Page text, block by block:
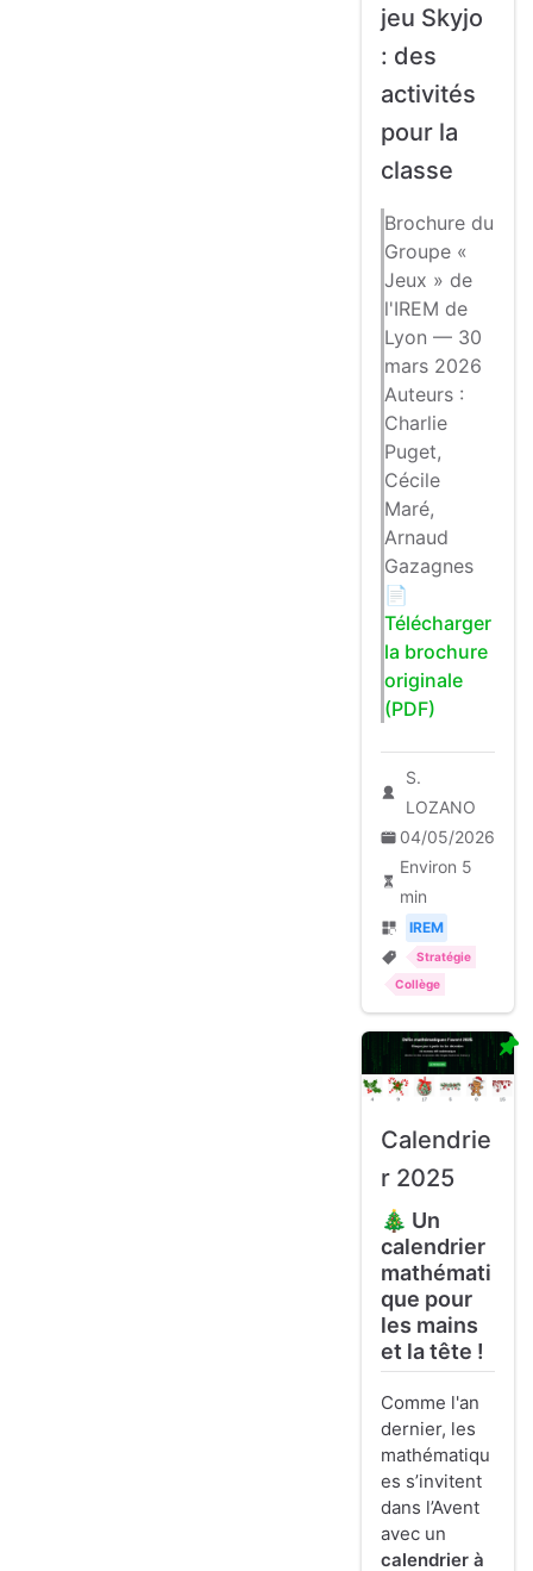
jeu Skyjo
: des
activités
pour la
classe
Brochure du
Groupe «
Jeux » de
l'IREM de
Lyon — 30
mars 2026
Auteurs :
Charlie
Puget,
Cécile
Maré,
Arnaud
Gazagnes
📄
Télécharger
la brochure
originale
(PDF)
S.
LOZANO
04/05/2026
Environ 5
min
IREM
Stratégie
Collège
Calendrie
r 2025
🎄 Un
calendrier
mathémati
que pour
les mains
et la tête !
Comme l'an
dernier, les
mathématiqu
es s’invitent
dans l’Avent
avec un
calendrier à